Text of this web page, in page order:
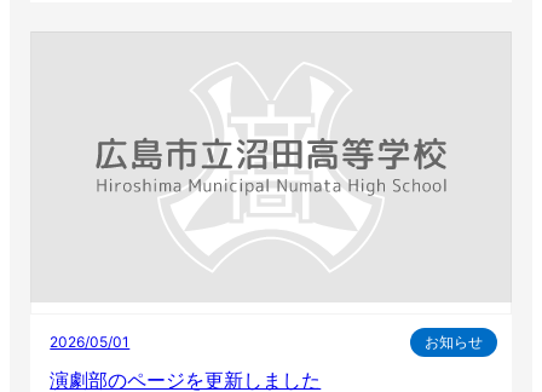
2026/05/01 お知らせ
演劇部のページを更新しました